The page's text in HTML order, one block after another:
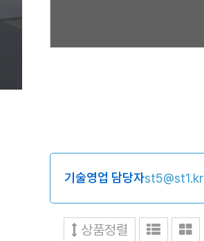
기술영업 담당자st5@st1.kr
상품정렬